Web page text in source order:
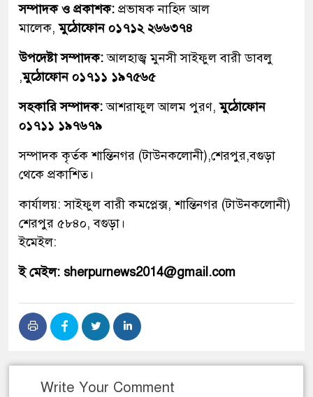
সম্পাদক ও প্রকাশক: প্রভাষক নাহিদ আল
মালেক,মুঠোফোন ০১৭১২ ২৬৬৩৭৪
উপদেষ্টা সম্পাদক:আলহাজ্ব মুনসী সাইফুল বারী ডাবলু
,মুঠোফোন ০১৭১১ ১৯৭৫৬৫
সহকারি সম্পাদক:আশরাফুল আলম পুরণ,মুঠোফোন
০১৭১১ ১৯৭৬৭৯
সম্পাদক কৃর্তক শান্তিনগর (টাউনকলোনী),শেরপুর,বগুড়া
থেকে প্রকাশিত।
কার্যালয়: সাইফুল বারী কমপ্লেক্স, শান্তিনগর (টাউনকলোনী)
শেরপুর ৫৮৪০, বগুড়া।
ইমেইল:
ই মেইল: sherpurnews2014@gmail.com
Write Your Comment